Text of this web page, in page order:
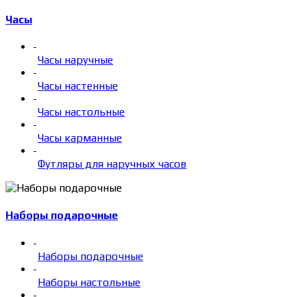
Часы
-
Часы наручные
-
Часы настенные
-
Часы настольные
-
Часы карманные
-
Футляры для наручных часов
Наборы подарочные
-
Наборы подарочные
-
Наборы настольные